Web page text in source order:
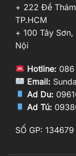
+ 222 Đề
TP.HCM
+ 100 Tây
Nội
Hotline:
Email:
Ad Du:
Ad Tú:
SỐ GP: 134679